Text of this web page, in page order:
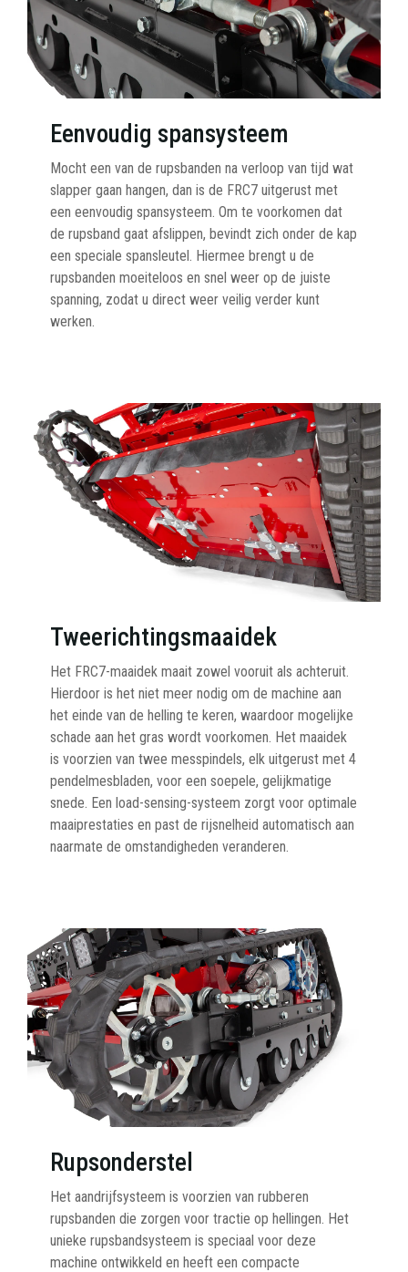
Eenvoudig spansysteem
Mocht een van de rupsbanden na verloop van tijd wat
slapper gaan hangen, dan is de FRC7 uitgerust met
een eenvoudig spansysteem. Om te voorkomen dat
de rupsband gaat afslippen, bevindt zich onder de kap
een speciale spansleutel. Hiermee brengt u de
rupsbanden moeiteloos en snel weer op de juiste
spanning, zodat u direct weer veilig verder kunt
werken.
Tweerichtingsmaaidek
Het FRC7-maaidek maait zowel vooruit als achteruit.
Hierdoor is het niet meer nodig om de machine aan
het einde van de helling te keren, waardoor mogelijke
schade aan het gras wordt voorkomen. Het maaidek
is voorzien van twee messpindels, elk uitgerust met 4
pendelmesbladen, voor een soepele, gelijkmatige
snede. Een load-sensing-systeem zorgt voor optimale
maaiprestaties en past de rijsnelheid automatisch aan
naarmate de omstandigheden veranderen.
Rupsonderstel
Het aandrijfsysteem is voorzien van rubberen
rupsbanden die zorgen voor tractie op hellingen. Het
unieke rupsbandsysteem is speciaal voor deze
machine ontwikkeld en heeft een compacte